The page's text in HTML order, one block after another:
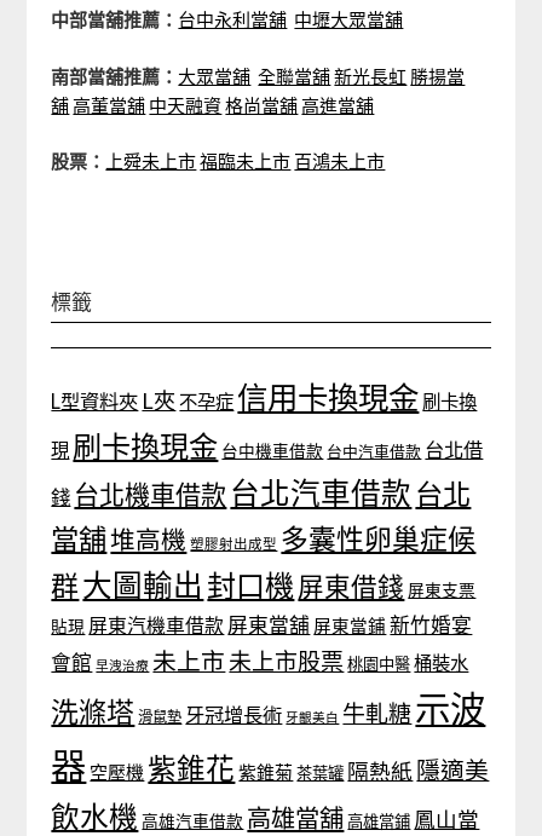
中部當舖推薦： 台中永利當舖 中壢大眾當舖
南部當舖推薦： 大眾當舖 全聯當舖新光長虹 勝揚當
舖高董當舖 中天融資格尚當舖高進當舖
股票： 上舜未上市福臨未上市 百鴻未上市
標籤
L型資料夾 L夾 不孕症 信用卡換現金 刷卡換
現 刷卡換現金 台中機車借款 台中汽車借款 台北借
錢 台北機車借款 台北汽車借款 台北
當舖堆高機 塑膠射出成型 多囊性卵巢症候
群大圖輸出 封口機 屏東借錢 屏東支票
貼現 屏東汽機車借款 屏東當舖 屏東當鋪 新竹婚宴
會館 早洩治療 未上市 未上市股票 桃園中醫 桶裝水
洗滌塔 滑鼠墊 牙冠增長術 牙齦美白 牛軋糖示波
器 空壓機 紫錐花 紫錐菊 茶葉罐 隔熱紙 隱適美
飲水機 高雄汽車借款 高雄當舖 高雄當鋪 鳳山當